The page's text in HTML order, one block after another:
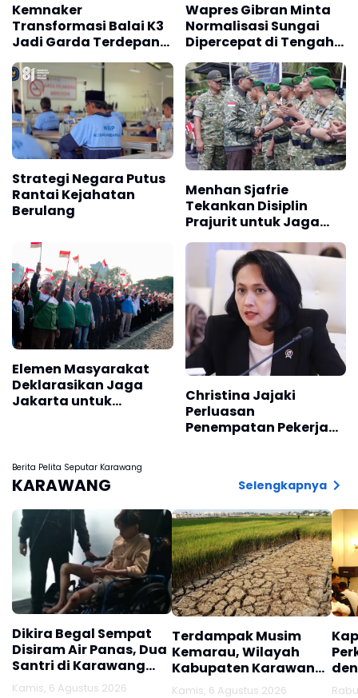
Kemnaker
Transformasi Balai K3
Jadi Garda Terdepan
Pencegahan
Kecelakaan Kerja
Wapres Gibran Minta
Normalisasi Sungai
Dipercepat di Tengah
Pemulihan
Pascabencana
Strategi Negara Putus
Rantai Kejahatan
Berulang
Menhan Sjafrie
Tekankan Disiplin
Prajurit untuk Jaga
Elemen Masyarakat
Deklarasikan Jaga
Jakarta untuk
Christina Jajaki
Perluasan
Penempatan Pekerja
Berita Pelita Seputar Karawang
KARAWANG Selengkapnya
Dikira Begal Sempat
Disiram Air Panas, Dua
Santri di Karawang
Terluka Akibat Aksi
Kamis, 6 Agustus 2026
Terdampak Musim
Kemarau, Wilayah
Kabupaten Karawang
Kekeringan Makin
Kamis, 6 Agustus 2026